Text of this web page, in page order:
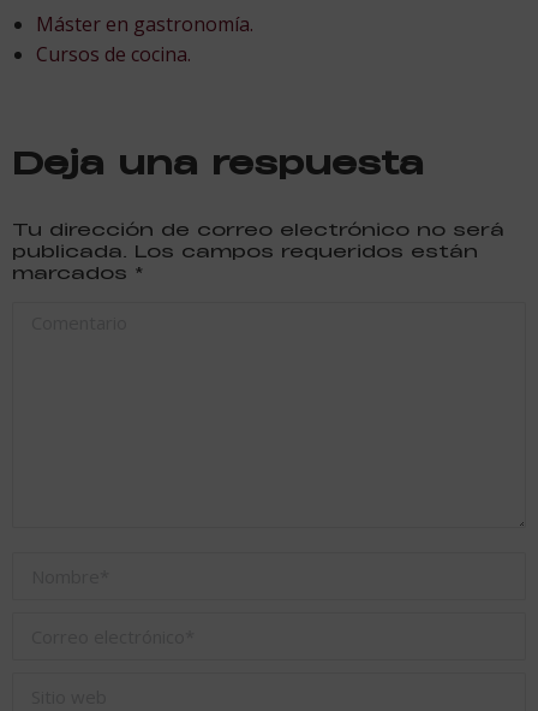
Máster en gastronomía.
Cursos de cocina.
Deja una respuesta
Tu dirección de correo electrónico no será
publicada. Los campos requeridos están
marcados *